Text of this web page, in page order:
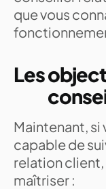
que vous
Les
Maintenant, si
capable de
relation client,
maîtriser :